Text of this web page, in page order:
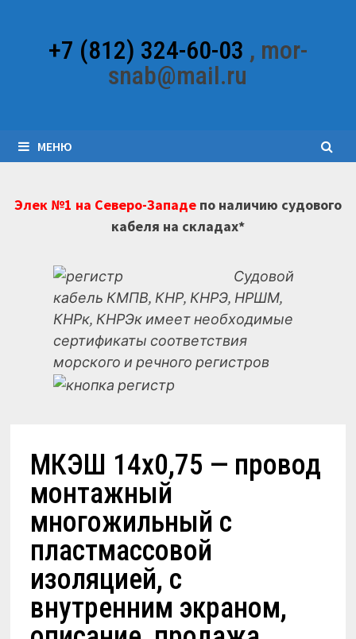
содержимому+7 (812) 324-60-03 , mor-
snab@mail.ru
МЕНЮ
Элек №1 на Северо-Западепо наличию судового
кабеля на складах*
Судовой
кабель КМПВ, КНР, КНРЭ, НРШМ,
КНРк, КНРЭк имеет необходимые
сертификаты соответствия
морского и речного регистров
МКЭШ 14х0,75 — провод
монтажный
многожильный с
пластмассовой
изоляцией, с
внутренним экраном,